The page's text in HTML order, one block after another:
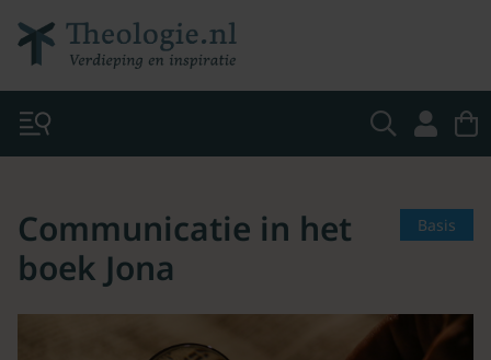
Basis
Communicatie in het
boek Jona